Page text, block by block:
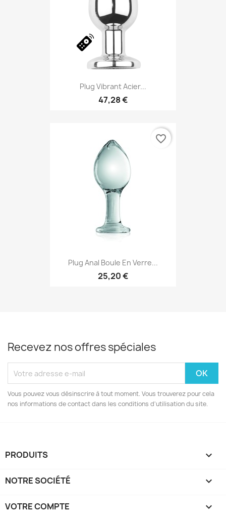
Plug Vibrant Acier...
47,28 €
Plug Anal Boule En Verre...
25,20 €
favorite_border
Recevez nos offres spéciales
Vous pouvez vous désinscrire à tout moment. Vous trouverez pour cela
nos informations de contact dans les conditions d'utilisation du site.
PRODUITS 
NOTRE SOCIÉTÉ 
VOTRE COMPTE 